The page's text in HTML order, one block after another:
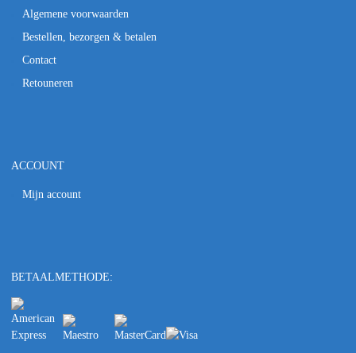
Algemene voorwaarden
Bestellen, bezorgen & betalen
Contact
Retouneren
ACCOUNT
Mijn account
BETAALMETHODE: